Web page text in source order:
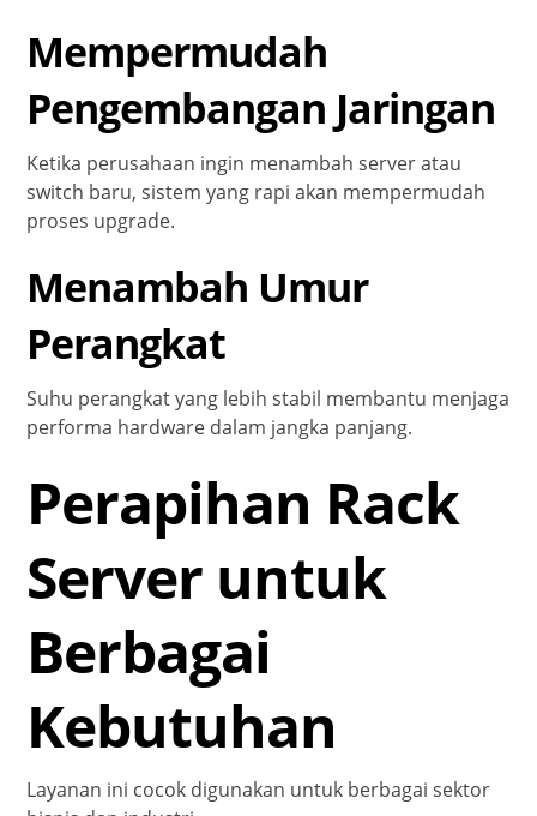
Mempermudah
Pengembangan Jaringan
Ketika perusahaan ingin menambah server atau
switch baru, sistem yang rapi akan mempermudah
proses upgrade.
Menambah Umur
Perangkat
Suhu perangkat yang lebih stabil membantu menjaga
performa hardware dalam jangka panjang.
Perapihan Rack
Server untuk
Berbagai
Kebutuhan
Layanan ini cocok digunakan untuk berbagai sektor